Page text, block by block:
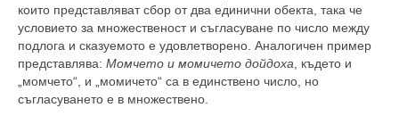
които представляват сбор от два единични обекта, така че
условието за множественост и съгласуване по число между
подлога и сказуемото е удовлетворено. Аналогичен пример
представлява: Момчето и момичето дойдоха , където и
„момчето“, и „момичето“ са в единствено число, но
съгласуването е в множествено.